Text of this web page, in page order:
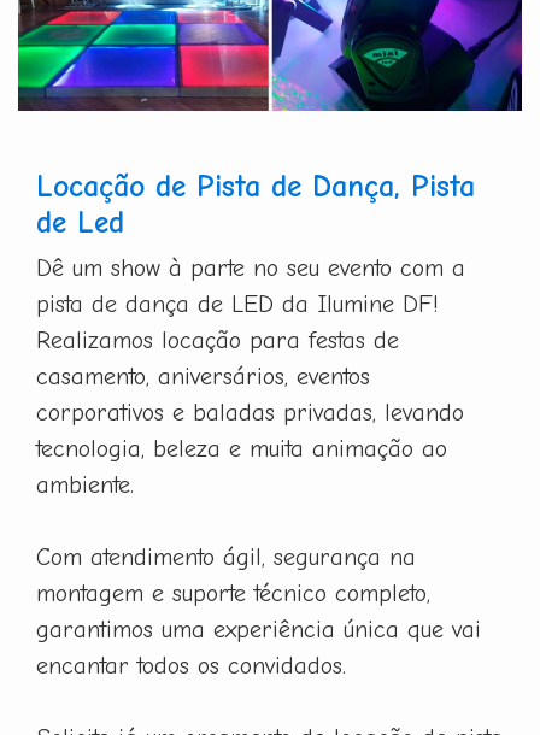
Locação de Pista de Dança, Pista
de Led
Dê um show à parte no seu evento com a
pista de dança de LED da Ilumine DF!
Realizamos locação para festas de
casamento, aniversários, eventos
corporativos e baladas privadas, levando
tecnologia, beleza e muita animação ao
ambiente.
Com atendimento ágil, segurança na
montagem e suporte técnico completo,
garantimos uma experiência única que vai
encantar todos os convidados.